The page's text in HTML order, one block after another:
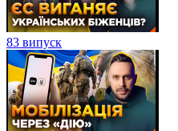
83 випуск